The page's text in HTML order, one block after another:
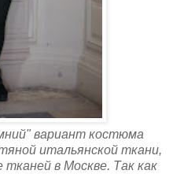
вариант костюма
итальянской ткани,
тканей в Москве. Так как